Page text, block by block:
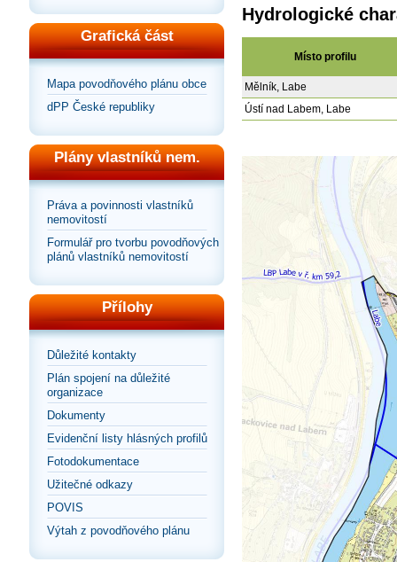
Grafická část
Mapa povodňového plánu obce
dPP České republiky
Plány vlastníků nem.
Práva a povinnosti vlastníků
nemovitostí
Formulář pro tvorbu povodňových
plánů vlastníků nemovitostí
Přílohy
Důležité kontakty
Plán spojení na důležité
organizace
Dokumenty
Evidenční listy hlásných profilů
Fotodokumentace
Užitečné odkazy
POVIS
Výtah z povodňového plánu
Hydrologické
Místo profilu
Mělník, Labe
Ústí nad Labem, Labe